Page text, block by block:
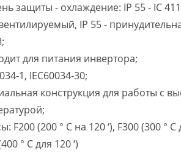
защиты - охлаждение: IP 55 - IC 411
IP 55 -
для питания инвертора;
1, IEC60034-30;
конструкция для работы с
F200 (200 ° C на 120 ‘), F300 (300 ° C
° C для 120 ‘)